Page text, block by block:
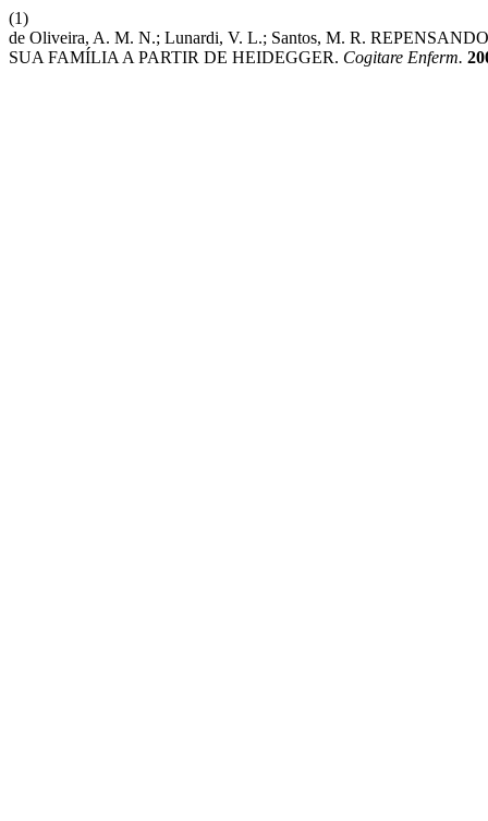
(1)
de Oliveira, A. M. N.; Lunardi, V. L.; Santos, M. R.
SUA FAMÍLIA A PARTIR DE HEIDEGGER. Cogitare Enferm.